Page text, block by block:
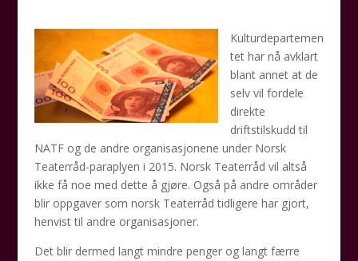
Kulturdepartemen
tet har nå avklart
blant annet at de
selv vil fordele
direkte
driftstilskudd til
NATF og de andre organisasjonene under Norsk
Teaterråd-paraplyen i 2015. Norsk Teaterråd vil altså
ikke få noe med dette å gjøre. Også på andre områder
blir oppgaver som norsk Teaterråd tidligere har gjort,
henvist til andre organisasjoner.
Det blir dermed langt mindre penger og langt færre